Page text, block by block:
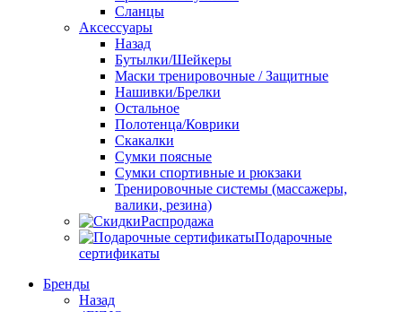
Сланцы
Аксессуары
Назад
Бутылки/Шейкеры
Маски тренировочные / Защитные
Нашивки/Брелки
Остальное
Полотенца/Коврики
Скакалки
Сумки поясные
Сумки спортивные и рюкзаки
Тренировочные системы (массажеры,
валики, резина)
Распродажа
Подарочные
сертификаты
Бренды
Назад